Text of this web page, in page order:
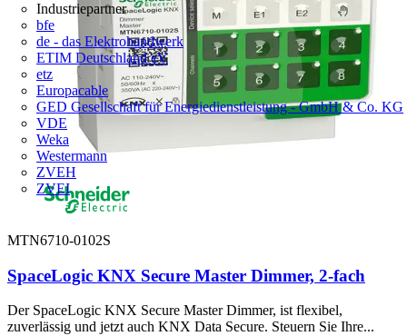
Industriepartner
bfe
de - das Elektrohandwerk
ETIM Deutschland eV
etz
Europacable
GED Gesellschaft für Energiedienstleistung - GmbH & Co. KG
VDE
Weka
Westermann
ZVEH
ZVEI
MTN6710-0102S
SpaceLogic KNX Secure Master Dimmer, 2-fach
Der SpaceLogic KNX Secure Master Dimmer, ist flexibel,
zuverlässig und jetzt auch KNX Data Secure. Steuern Sie Ihre...